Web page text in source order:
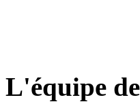
L'équipe